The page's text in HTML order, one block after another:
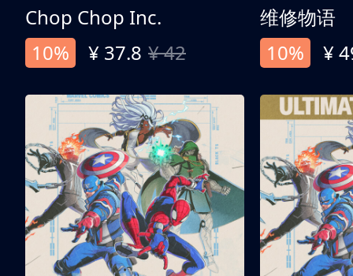
Chop Chop Inc.
10%
¥ 37.8 ¥ 42
维修物语
10%
¥